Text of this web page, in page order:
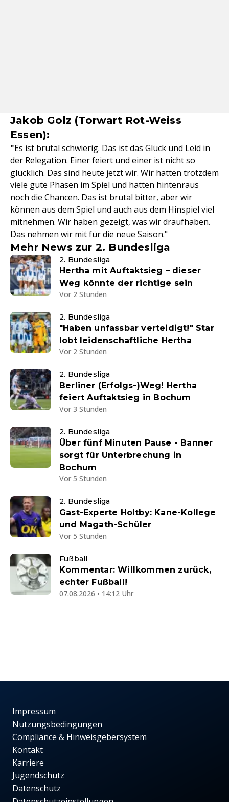
Jakob Golz (Torwart Rot-Weiss
Essen):
"Es ist brutal schwierig. Das ist das Glück und Leid in
der Relegation. Einer feiert und einer ist nicht so
glücklich. Das sind heute jetzt wir. Wir hatten trotzdem
viele gute Phasen im Spiel und hatten hintenraus
noch die Chancen. Das ist brutal bitter, aber wir
können aus dem Spiel und auch aus dem Hinspiel viel
mitnehmen. Wir haben gezeigt, was wir draufhaben.
Das nehmen wir mit für die neue Saison."
Mehr News zur 2. Bundesliga
2. Bundesliga
Hertha mit Auftaktsieg – dieser
Weg könnte der richtige sein
Vor 2 Stunden
2. Bundesliga
"Haben unfassbar verteidigt!" Star
lobt leidenschaftliche Hertha
Vor 2 Stunden
2. Bundesliga
Berliner (Erfolgs-)Weg! Hertha
feiert Auftaktsieg in Bochum
Vor 3 Stunden
2. Bundesliga
Über fünf Minuten Pause - Banner
sorgt für Unterbrechung in
Bochum
Vor 5 Stunden
2. Bundesliga
Gast-Experte Holtby: Kane-Kollege
und Magath-Schüler
Vor 5 Stunden
Fußball
Kommentar: Willkommen zurück,
echter Fußball!
07.08.2026 • 14:12 Uhr
Impressum
Nutzungsbedingungen
Compliance & Hinweisgebersystem
Kontakt
Karriere
Jugendschutz
Datenschutz